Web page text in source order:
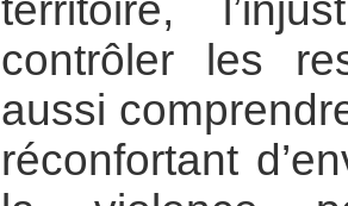
territoire,
contrôler les
aussi
réconfortant